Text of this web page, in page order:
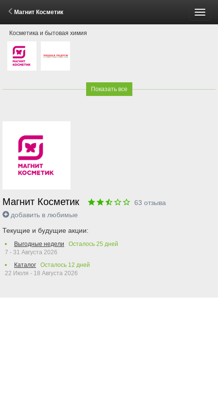
Магнит Косметик
Косметика и бытовая химия
Показать все
Магнит Косметик 63 отзыва
добавить в любимые
Текущие и будущие акции:
Выгодные недели Осталось 25 дней
7 - 31 Августа 2026
Каталог
Осталось 12 дней
22 Июля - 18 Августа 2026